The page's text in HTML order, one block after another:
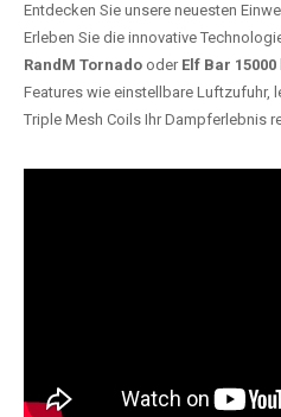
Entdecken Sie unsere neuesten
Erleben Sie die innovative
RandM Tornado oder Elf Bar 15000
Features wie einstellbare Luftzufuhr,
Triple Mesh Coils Ihr Dampferlebnis